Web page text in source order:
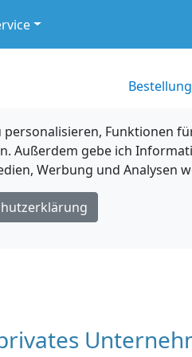
Bestellung
Funktionen
Außerdem gebe ich
Werbung und Analysen